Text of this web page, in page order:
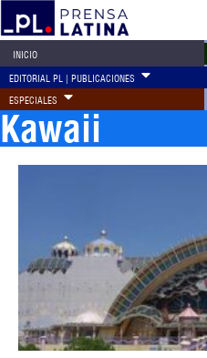
INICIO
EDITORIAL PL | PUBLICACIONES
ESPECIALES
Kawaii